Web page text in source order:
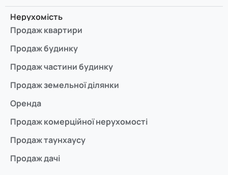
Нерухомість
Продаж квартири
Продаж будинку
Продаж частини будинку
Продаж земельної ділянки
Оренда
Продаж комерційної нерухомості
Продаж таунхаусу
Продаж дачі